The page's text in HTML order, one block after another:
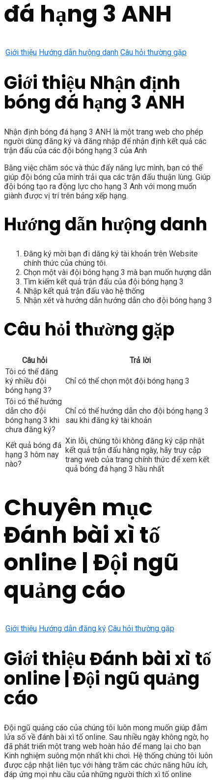
đá hạng 3 ANH
Giới thiệu Hướng dẫn hưộng danh Câu hỏi thường gặp
Giới thiệu Nhận định
bóng đá hạng 3 ANH
Nhận định bóng đá hạng 3 ANH là một trang web cho phép
người dùng đăng ký và đăng nhập để nhận định kết quả các
trận đấu của các đội bóng hạng 3 của Anh
Bằng việc chăm sóc và thúc đẩy năng lực mình, bạn có thể
giúp đội bóng của mình trải qua các trận đấu thuận lùng. Giúp
đội bóng tạo ra động lực cho hạng 3 Anh với mong muốn
giành được vị trí trên bảng xếp hạng.
Hướng dẫn hưộng danh
Đăng ký mời bạn đi dăng ký tài khoản trên Website
chính thức của chúng tôi.
Chọn một vài đội bóng hạng 3 mà bạn muốn hượng dẫn
Tìm kiếm kết quả trận đấu của đội bóng hạng 3
Nhập kết quả trận đấu vào hệ thống
Nhận xét và hướng dẫn hướng dẫn cho đội bóng hạng 3
Câu hỏi thường gặp
Câu hỏi
Trả lời
Tôi có thể đăng
ký nhiều đội
bóng hạng 3?
Chỉ có thể chọn một đội bóng hạng 3
Tôi có thể hướng
dẫn cho đội
bóng hạng 3 khi
chưa đăng ký?
Chỉ có thể hướng dẫn cho đội bóng hạng 3
sau khi đăng ký tài khoản
Kết quả bóng đá
hạng 3 hôm nay
nào?
Xin lỗi, chúng tôi không đăng ký cập nhật
kết quả trận đấu hàng ngày, hãy truy cập
trang web của trang chính thức để xem kết
quả bóng đá hạng 3 hầu nhất
Chuyên mục
Đánh bài xì tố
online | Đội ngũ
quảng cáo
Giới thiệu Hướng dẫn đăng ký Câu hỏi thường gặp
Giới thiệu Đánh bài xì tố
online | Đội ngũ quảng
cáo
Đội ngũ quảng cáo của chúng tôi luôn mong muốn giúp đẫm
lửa số về đánh bài xì tố online. Sau nhiều ngày không ngờ, họ
đã phát triển một trang web hoàn hảo để mang lại cho bạn
Kinh nghiệm suông mộn nhất khi chơi. Hệ thống chúng tôi luôn
được cập nhật liên tục với hàng trăm các chức năng hữu ích,
đáp ứng mọi nhu cầu của những người thích xì tố online